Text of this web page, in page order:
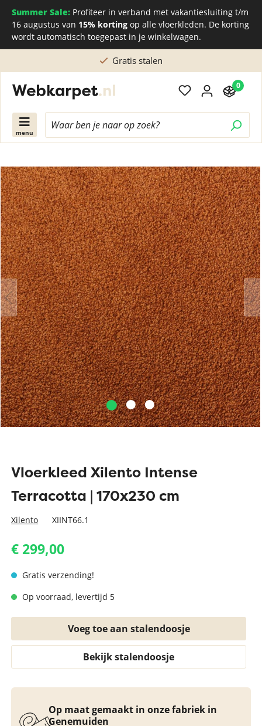
Summer Sale: Profiteer in verband met vakantiesluiting t/m
16 augustus van 15% korting op alle vloerkleden. De korting
wordt automatisch toegepast in je winkelwagen.
Rechtstreeks kopen bij de Nederlandse fabriek
menu
0
Vloerkleed Xilento Intense
Terracotta | 170x230 cm
Xilento XIINT66.1
€ 299,00
Gratis verzending!
Op voorraad, levertijd 5
Voeg toe aan stalendoosje
Bekijk stalendoosje
Op maat gemaakt in onze fabriek in
Genemuiden